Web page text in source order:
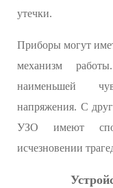
утечки.
Приборы могут
механизм
наименьшей
напряжения. С
УЗО имеют
исчезновении